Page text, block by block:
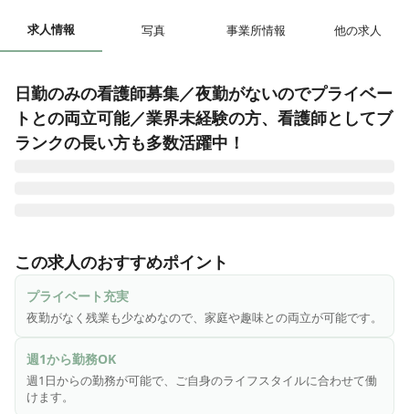
求人情報 写真 事業所情報 他の求人
日勤のみの看護師募集／夜勤がないのでプライベー
トとの両立可能／業界未経験の方、看護師としてブ
ランクの長い方も多数活躍中！
デイサービスにおける看護業務全般をお任せします。
・ご利用者の健康管理、服薬管理
・傷や褥瘡(床ずれ)処置、浴後の軟膏塗布、爪切り
・機能訓練の計画策定や訓練実務、モニタリング
・口腔機能の計画策定・訓練実務、モニタリング
・介護業務の補助
・各種記録
この求人のおすすめポイント
プライベート充実
夜勤がなく残業も少なめなので、家庭や趣味との両立が可能です。
週1から勤務OK
週1日からの勤務が可能で、ご自身のライフスタイルに合わせて働
けます。